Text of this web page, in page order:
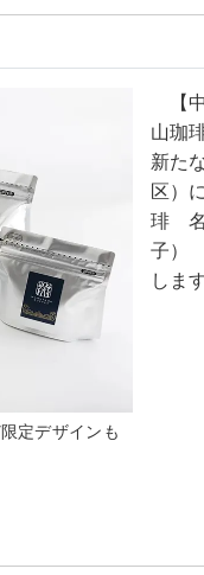
定デザインも
【
山珈
新た
区）
琲 名
子）
しま